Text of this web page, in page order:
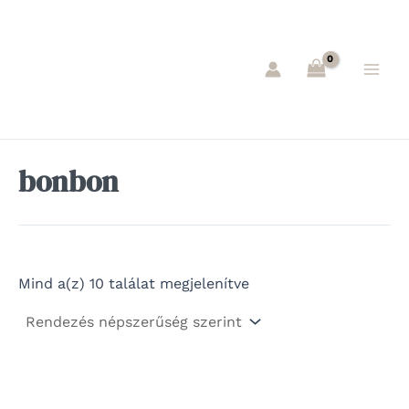
bonbon
Mind a(z) 10 találat megjelenítve